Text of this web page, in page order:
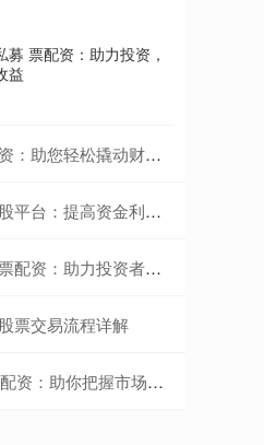
募 票配资：助力投资，
益
您轻松撬动财富大门
：提高资金利用效率
：助力投资者放大收益
票交易流程详解
把握市场机遇，放大收益